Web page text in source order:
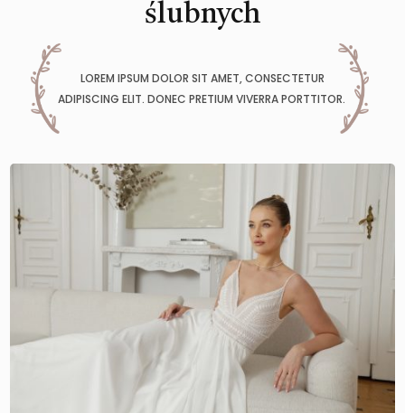
ślubnych
LOREM IPSUM DOLOR SIT AMET, CONSECTETUR
ADIPISCING ELIT. DONEC PRETIUM VIVERRA PORTTITOR.